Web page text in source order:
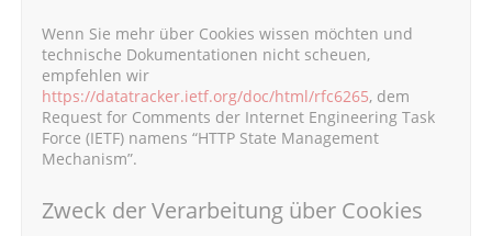
Wenn Sie mehr über Cookies wissen möchten und
technische Dokumentationen nicht scheuen,
empfehlen wir
https://datatracker.ietf.org/doc/html/rfc6265, dem
Request for Comments der Internet Engineering Task
Force (IETF) namens “HTTP State Management
Mechanism”.
Zweck der Verarbeitung über Cookies